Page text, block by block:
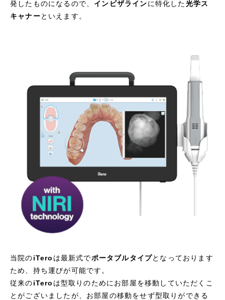
発したものになるので、 インビザラインに特化した光学ス
キャナーといえます。
当院のiTero は最新式でポータブルタイプとなっております
ため、持ち運びが可能です。
従来のiTero は型取りのためにお部屋を移動していただくこ
とがございましたが、お部屋の移動をせず型取りができる